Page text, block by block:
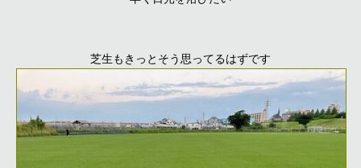
芝生もきっとそう思ってるはずです